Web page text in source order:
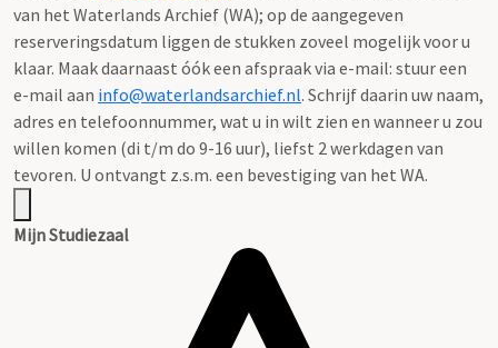
van het Waterlands Archief (WA); op de aangegeven
reserveringsdatum liggen de stukken zoveel mogelijk voor u
klaar. Maak daarnaast óók een afspraak via e-mail: stuur een
e-mail aan info@waterlandsarchief.nl. Schrijf daarin uw naam,
adres en telefoonnummer, wat u in wilt zien en wanneer u zou
willen komen (di t/m do 9-16 uur), liefst 2 werkdagen van
tevoren. U ontvangt z.s.m. een bevestiging van het WA.
Mijn Studiezaal